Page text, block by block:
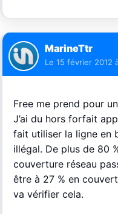
MarineTtr
Le 15 février 2012
Free me prend pour
J’ai du hors forfait
fait utiliser la ligne en
illégal. De plus de 80
couverture réseau
être à 27 % en
va vérifier cela.